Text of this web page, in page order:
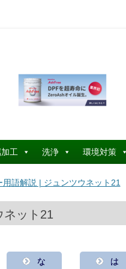
工 洗浄 環境対策
語解説 | ジュンツウネット21
ネット21
な は